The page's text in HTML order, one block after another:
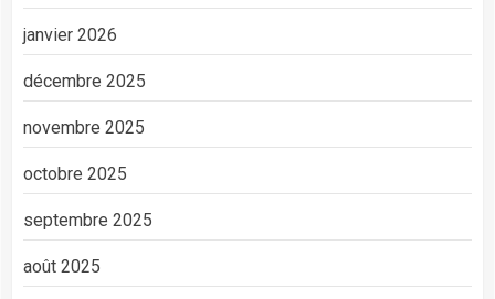
janvier 2026
décembre 2025
novembre 2025
octobre 2025
septembre 2025
août 2025